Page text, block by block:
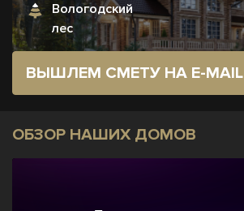
Вологодский
лес
ВЫШЛЕМ СМЕТУ НА E-MAIL
ОБЗОР НАШИХ ДОМОВ